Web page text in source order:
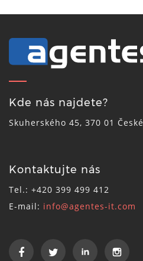
Kde nás najdete?
Skuherského 45, 370 01
Kontaktujte nás
Tel.: +420 399 499 412
E-mail: info@agentes-it.com